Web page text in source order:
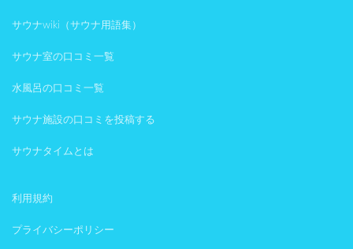
サウナwiki（サウナ用語集）
サウナ室の口コミ一覧
水風呂の口コミ一覧
サウナ施設の口コミを投稿する
サウナタイムとは
利用規約
プライバシーポリシー